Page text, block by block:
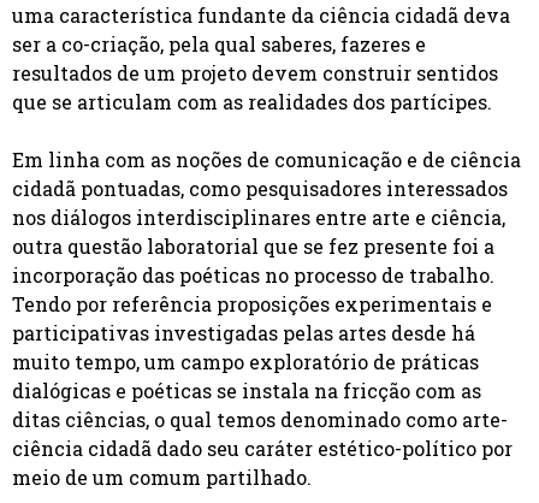
uma característica fundante da ciência cidadã deva
ser a co-criação, pela qual saberes, fazeres e
resultados de um projeto devem construir sentidos
que se articulam com as realidades dos partícipes.
Em linha com as noções de comunicação e de ciência
cidadã pontuadas, como pesquisadores interessados
nos diálogos interdisciplinares entre arte e ciência,
outra questão laboratorial que se fez presente foi a
incorporação das poéticas no processo de trabalho.
Tendo por referência proposições experimentais e
participativas investigadas pelas artes desde há
muito tempo, um campo exploratório de práticas
dialógicas e poéticas se instala na fricção com as
ditas ciências, o qual temos denominado como arte-
ciência cidadã dado seu caráter estético-político por
meio de um comum partilhado.